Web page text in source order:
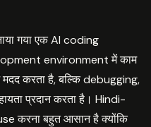
गया एक AI coding
environment में काम
करता है, बल्कि debugging,
प्रदान करता है। Hindi-
करना बहुत आसान है क्योंकि